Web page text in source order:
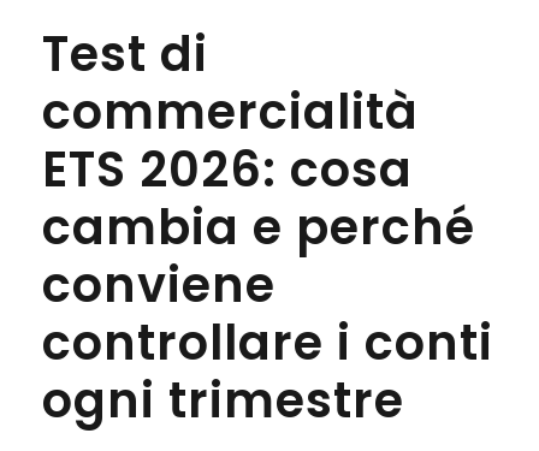
Test di
commercialità
ETS 2026: cosa
cambia e perché
conviene
controllare i conti
ogni trimestre